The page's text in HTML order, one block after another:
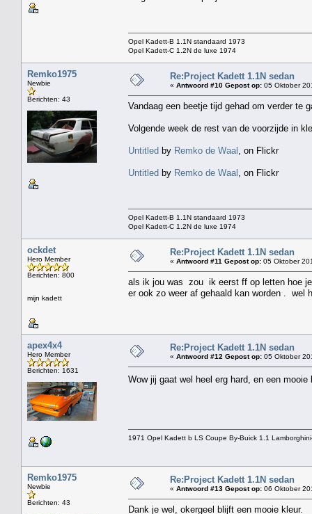
Opel Kadett-B 1.1N standaard 1973
Opel Kadett-C 1.2N de luxe 1974
Remko1975
Newbie
Berichten: 43
Re:Project Kadett 1.1N sedan
« Antwoord #10 Gepost op: 05 Oktober
Vandaag een beetje tijd gehad om verder te
Volgende week de rest van de voorzijde in
Untitled by Remko de Waal , on Flickr
Untitled by Remko de Waal , on Flickr
Opel Kadett-B 1.1N standaard 1973
Opel Kadett-C 1.2N de luxe 1974
ockdet
Hero Member
Berichten: 800
mijn kadett
Re:Project Kadett 1.1N sedan
« Antwoord #11 Gepost op: 05 Oktober
als ik jou was zou ik eerst ff op letten hoe
er ook zo weer af gehaald kan worden . wel
apex4x4
Hero Member
Berichten: 1631
Re:Project Kadett 1.1N sedan
« Antwoord #12 Gepost op: 05 Oktober
Wow jij gaat wel heel erg hard, en een
1971 Opel Kadett b LS Coupe By-Buick 1.1
Remko1975
Newbie
Berichten: 43
Re:Project Kadett 1.1N sedan
« Antwoord #13 Gepost op: 06 Oktober
Dank je wel, okergeel blijft een mooie kleur.